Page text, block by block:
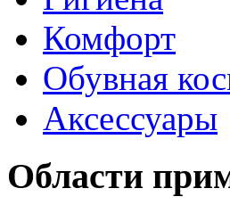
Комфорт
Обувная
Аксессуары
Области